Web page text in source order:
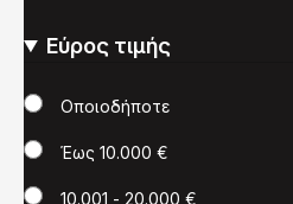
Εύρος τιμής
ΤιμήΟποιοδήποτε
Έως 10.000 €
10.001 - 20.000 €